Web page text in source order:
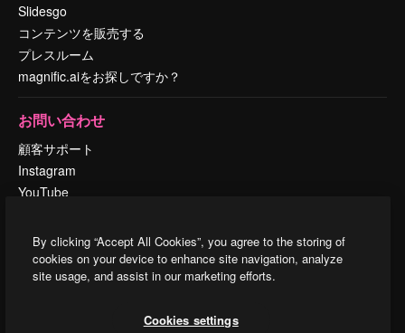
Slidesgo
コンテンツを販売する
プレスルーム
magnific.aiをお探しですか？
お問い合わせ
顧客サポート
Instagram
YouTube
TikTok
Discord
By clicking “Accept All Cookies”, you agree to the storing of
cookies on your device to enhance site navigation, analyze
site usage, and assist in our marketing efforts.
Cookies settings